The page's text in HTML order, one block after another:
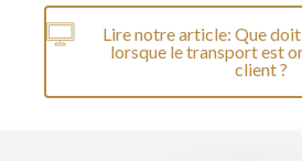
Lire notre article: Que
lorsque le transport est
client ?